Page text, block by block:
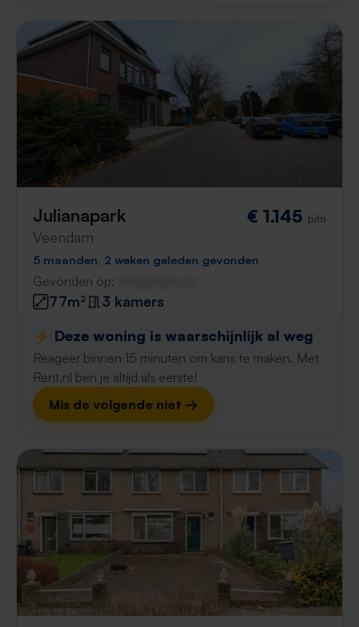
Julianapark
Veendam
€ 1.145 p/m
5 maanden, 2 weken geleden gevonden
Gevonden op:
77m²
3 kamers
⚡️ Deze woning is waarschijnlijk al weg
Reageer binnen 15 minuten om kans te maken. Met
Rent.nl ben je altijd als eerste!
Mis de volgende niet →